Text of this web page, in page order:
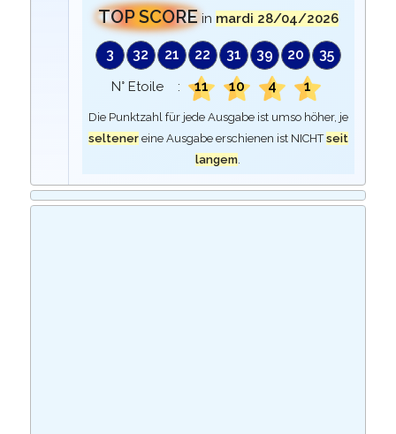
TOP SCORE in mardi 28/04/2026
3 32 21 22 31 39 20 35
N° Etoile : 11 10 4 1
Die Punktzahl für jede Ausgabe ist umso höher, je
seltenereine Ausgabe erschienen ist NICHTseit
langem.